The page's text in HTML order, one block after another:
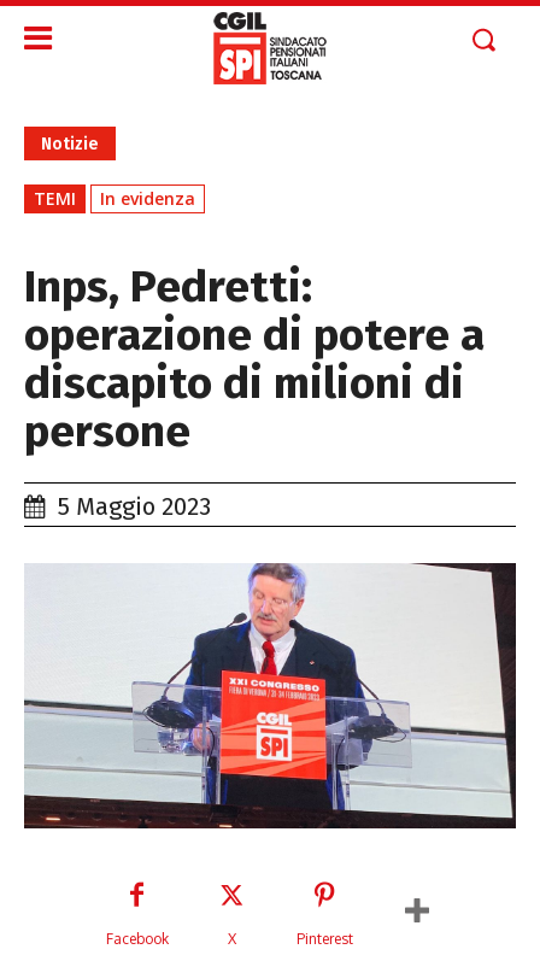
Notizie
TEMI In evidenza
Inps, Pedretti:
operazione di potere a
discapito di milioni di
persone
5 Maggio 2023
Facebook X Pinterest